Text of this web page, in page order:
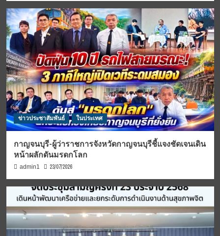
ข่าวประชาสัมพันธ์ ในประเทศ
กาญจนบุรี-ผู้ว่าราชการจังหวัดกาญจนบุรีชี้แจงชัดเจนเดิน
หน้าผลักดันมรดกโลก
admin1 23/07/2026